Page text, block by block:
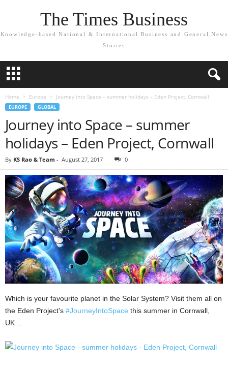
The Times Business
Knowledge-based National & International Business and General News
Stories
Home Europe Journey into Space – summer holidays – Eden Project, Cornwall
EUROPE GLOBAL
Journey into Space – summer
holidays – Eden Project, Cornwall
By KS Rao & Team - August 27, 2017 0
Which is your favourite planet in the Solar System? Visit them all on
the Eden Project’s #JourneyIntoSpace this summer in Cornwall,
UK…